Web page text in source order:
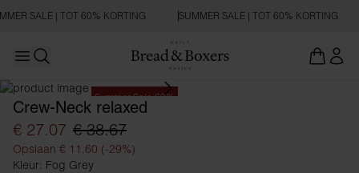
SALE | TOT 60% KORTING SUMMER SALE | TOT 60% KORTING
Open main menu
Summer Sale 60%
Crew-Neck relaxed
€ 27.07 € 38.67
Opslaan € 11.60 (-29%)
Kleur: Fog Grey